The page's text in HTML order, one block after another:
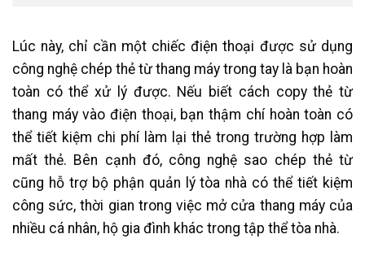
Lúc này, chỉ cần một chiếc điện thoại được sử dụng
công nghệ chép thẻ từ thang máy trong tay là bạn hoàn
toàn có thể xử lý được. Nếu biết cách copy thẻ từ
thang máy vào điện thoại, bạn thậm chí hoàn toàn có
thể tiết kiệm chi phí làm lại thẻ trong trường hợp làm
mất thẻ. Bên cạnh đó, công nghệ sao chép thẻ từ
cũng hỗ trợ bộ phận quản lý tòa nhà có thể tiết kiệm
công sức, thời gian trong việc mở cửa thang máy của
nhiều cá nhân, hộ gia đình khác trong tập thể tòa nhà.